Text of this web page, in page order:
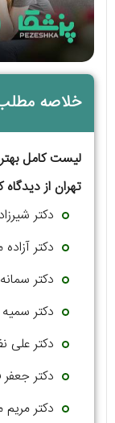
خلاصه
لیست کامل
تهران از
دکتر
دکتر
دکتر
دکتر
دکتر علی
دکتر جعفر
دکتر